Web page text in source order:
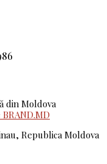
din Moldova
Republica Moldova